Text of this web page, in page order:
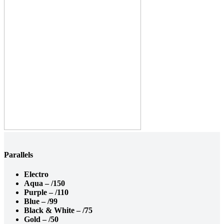
Parallels
Electro
Aqua – /150
Purple – /110
Blue – /99
Black & White – /75
Gold – /50